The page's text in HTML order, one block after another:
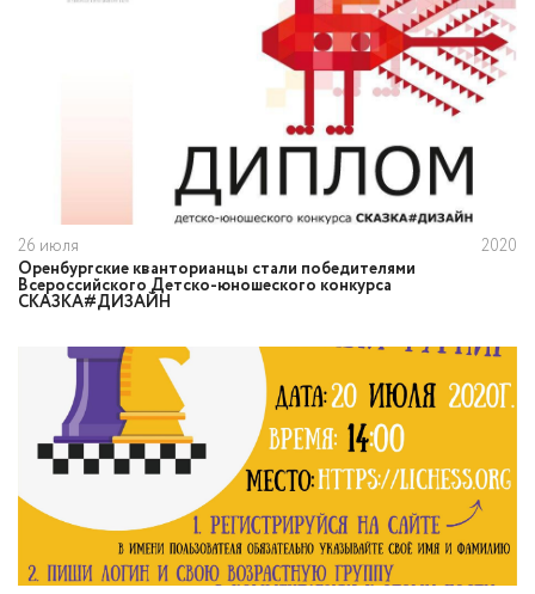
26 июля
2020
Оренбургские кванторианцы стали победителями
Всероссийского Детско-юношеского конкурса
СКАЗКА#ДИЗАЙН